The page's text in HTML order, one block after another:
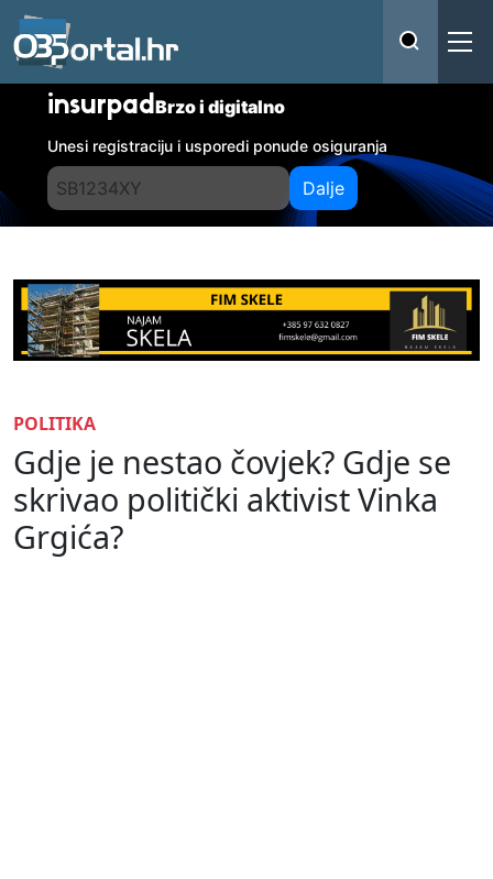
insurpadBrzo i digitalno
Unesi registraciju i usporedi ponude osiguranja
Dalje
POLITIKA
Gdje je nestao čovjek? Gdje se
skrivao politički aktivist Vinka
Grgića?